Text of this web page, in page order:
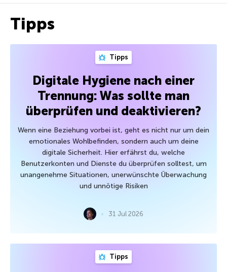
Tipps
Tipps
Digitale Hygiene nach einer
Trennung: Was sollte man
überprüfen und deaktivieren?
Wenn eine Beziehung vorbei ist, geht es nicht nur um dein
emotionales Wohlbefinden, sondern auch um deine
digitale Sicherheit. Hier erfährst du, welche
Benutzerkonten und Dienste du überprüfen solltest, um
unangenehme Situationen, unerwünschte Überwachung
und unnötige Risiken
31 Jul 2026
Tipps